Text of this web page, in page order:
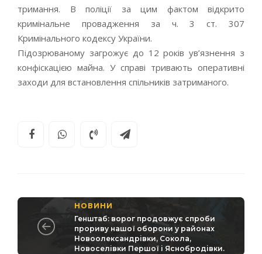
тримання. В поліції за цим фактом відкрито
кримінальне провадження за ч. 3 ст. 307
Кримінального кодексу України.
Підозрюваному загрожує до 12 років ув’язнення з
конфіскацією майна. У справі тривають оперативні
заходи для встановлення спільників затриманого.
НОВИНИ
Генштаб: ворог продовжує спроби
прориву нашої оборони у районах
Новоолександрівки, Сокола,
Новоселівки Першої і Яснобродівки.